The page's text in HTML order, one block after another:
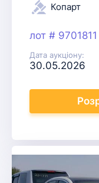
Копарт
лот # 9701811
Дата аукціону:
30.05.2026